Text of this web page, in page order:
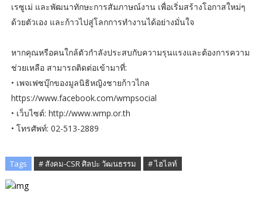
เรซูเม่ และพัฒนาทักษะการสัมภาษณ์งาน เพื่อเริ่มสร้างโอกาสใหม่ๆ
ด้วยตัวเอง และก้าวไปสู่โลกการทำงานได้อย่างมั่นใจ
หากคุณหรือคนใกล้ตัวกำลังประสบกับความรุนแรงและต้องการความ
ช่วยเหลือ สามารถติดต่อเข้ามาที่:
• เพจเฟซบุ๊กของมูลนิธิหญิงชายก้าวไกล
https://www.facebook.com/wmpsocial
• เว็บไซต์: http://www.wmp.or.th
• โทรศัพท์: 02-513-2889
Tags # สังคม-CSR ศิลปะ วัฒนธรรม # ไฮไลท์